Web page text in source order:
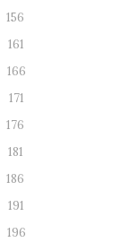
156
161
166
171
176
181
186
191
196